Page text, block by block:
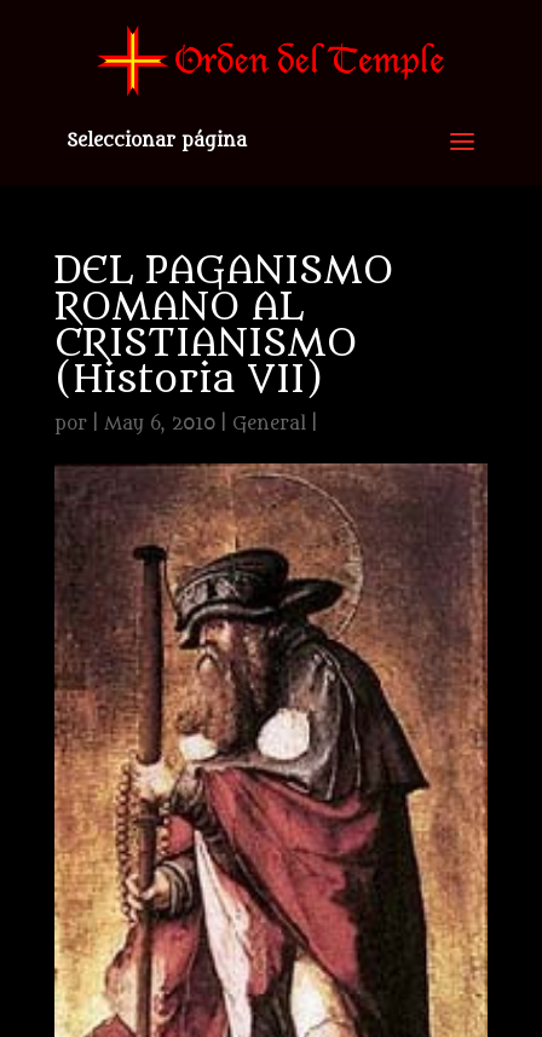
Seleccionar página
DEL PAGANISMO
ROMANO AL
CRISTIANISMO
(Historia VII)
por May 6, 2010| General|